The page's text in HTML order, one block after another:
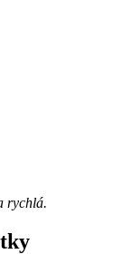
rychlá.